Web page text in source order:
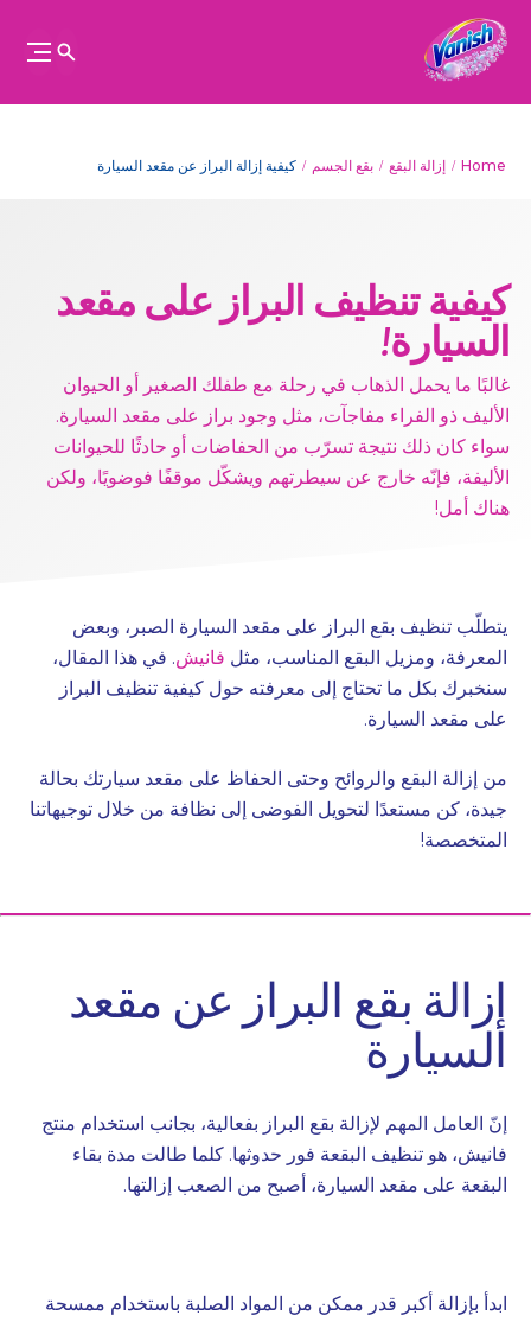
Home إزالة البقع بقع الجسم كيفية إزالة البراز عن مقعد السيارة
كيفية تنظيف البراز على مقعد
السيارة!
غالبًا ما يحمل الذهاب في رحلة مع طفلك الصغير أو الحيوان
الأليف ذو الفراء مفاجآت، مثل وجود براز على مقعد السيارة.
سواء كان ذلك نتيجة تسرّب من الحفاضات أو حادثًا للحيوانات
الأليفة، فإنّه خارج عن سيطرتهم ويشكّل موقفًا فوضويًا، ولكن
هناك أمل!
يتطلّب تنظيف بقع البراز على مقعد السيارة الصبر، وبعض
المعرفة، ومزيل البقع المناسب، مثل فانيش. في هذا المقال،
سنخبرك بكل ما تحتاج إلى معرفته حول كيفية تنظيف البراز
على مقعد السيارة.
من إزالة البقع والروائح وحتى الحفاظ على مقعد سيارتك بحالة
جيدة، كن مستعدًا لتحويل الفوضى إلى نظافة من خلال توجيهاتنا
المتخصصة!
إزالة بقع البراز عن مقعد
السيارة
إنّ العامل المهم لإزالة بقع البراز بفعالية، بجانب استخدام منتج
فانيش، هو تنظيف البقعة فور حدوثها. كلما طالت مدة بقاء
البقعة على مقعد السيارة، أصبح من الصعب إزالتها.
ابدأ بإزالة أكبر قدر ممكن من المواد الصلبة باستخدام ممسحة